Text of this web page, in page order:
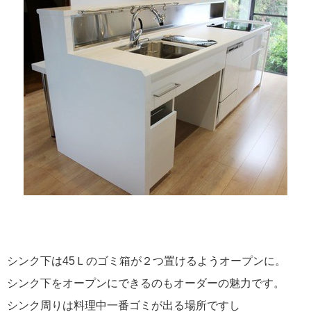
シンク下は45Ｌのゴミ箱が２つ置けるようオープンに。
シンク下をオープンにできるのもオーダーの魅力です。
シンク周りは料理中一番ゴミが出る場所ですし